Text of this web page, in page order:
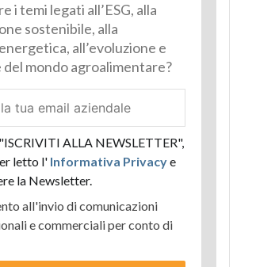
i temi legati all’ESG, alla
sostenibile, alla
all’evoluzione e
mondo agroalimentare?
ALLA NEWSLETTER",
letto l'Informativa Privacye
la Newsletter.
all'invio di comunicazioni
e commerciali per conto di